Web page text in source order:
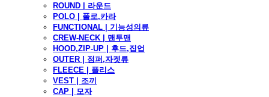
ROUND | 라운드
POLO | 폴로,카라
FUNCTIONAL | 기능성의류
CREW-NECK | 맨투맨
HOOD,ZIP-UP | 후드,집업
OUTER | 점퍼,자켓류
FLEECE | 플리스
VEST | 조끼
CAP | 모자